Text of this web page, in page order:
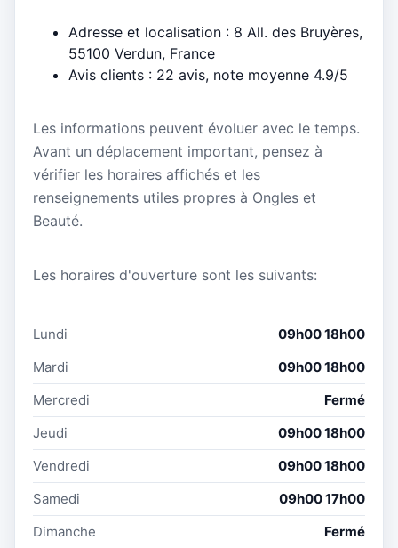
Adresse et localisation : 8 All. des Bruyères,
55100 Verdun, France
Avis clients : 22 avis, note moyenne 4.9/5
Les informations peuvent évoluer avec le temps.
Avant un déplacement important, pensez à
vérifier les horaires affichés et les
renseignements utiles propres à Ongles et
Beauté.
Les horaires d'ouverture sont les suivants:
Lundi
09h00 18h00
Mardi
09h00 18h00
Mercredi
Fermé
Jeudi
09h00 18h00
Vendredi
09h00 18h00
Samedi
09h00 17h00
Dimanche
Fermé